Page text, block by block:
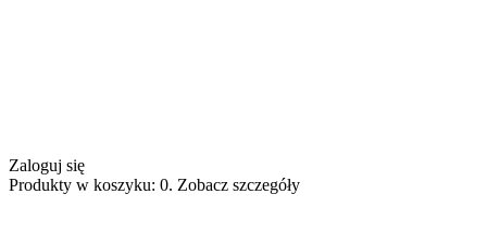
Zaloguj się
Produkty w koszyku: 0. Zobacz szczegóły